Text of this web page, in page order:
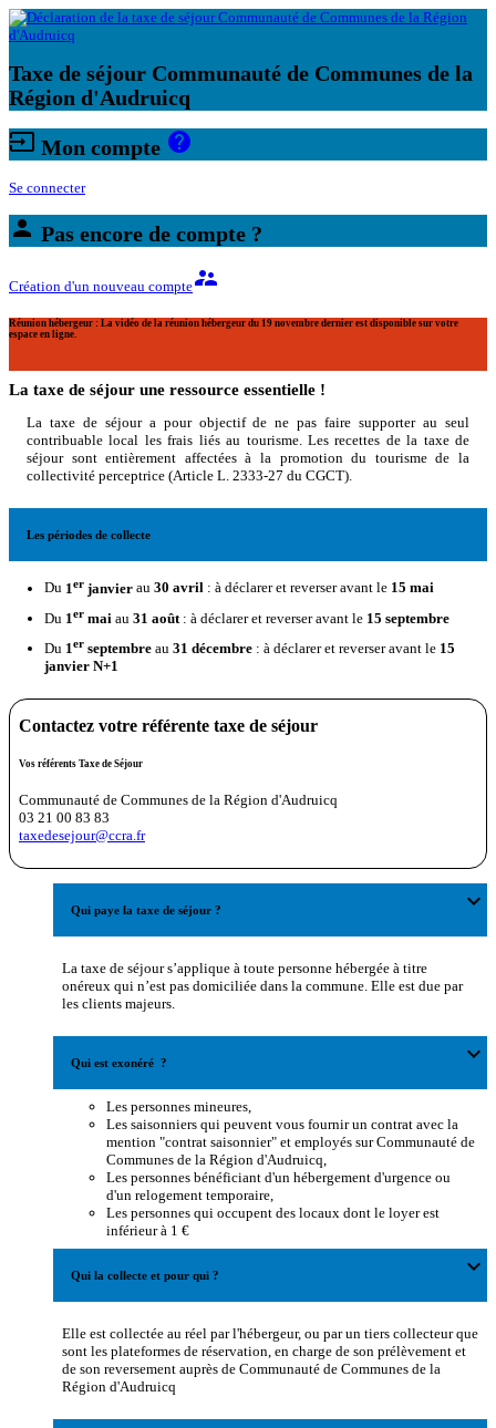
Taxe de séjour Communauté de Communes de la
Région d'Audruicq
input Mon compte help
Se connecter
person Pas encore de compte ?
Création d'un nouveau comptesupervisor_account
Réunion hébergeur : La vidéo de la réunion hébergeur du 19 novembre dernier est disponible sur votre
espace en ligne.
La taxe de séjour une ressource essentielle !
La taxe de séjour a pour objectif de ne pas faire supporter au seul
contribuable local les frais liés au tourisme. Les recettes de la taxe de
séjour sont entièrement affectées à la promotion du tourisme de la
collectivité perceptrice (Article L. 2333-27 du CGCT).
Les périodes de collecte
Du 1er janvier au 30 avril : à déclarer et reverser avant le 15 mai
Du 1er mai au 31 août: à déclarer et reverser avant le 15 septembre
Du 1er septembre au 31 décembre : à déclarer et reverser avant le 15
janvier N+1
Contactez votre référente taxe de séjour
Vos référents Taxe de Séjour
Communauté de Communes de la Région d'Audruicq
03 21 00 83 83
taxedesejour@ccra.fr
Qui paye la taxe de séjour ? expand_more
La taxe de séjour s’applique à toute personne hébergée à titre
onéreux qui n’est pas domiciliée dans la commune. Elle est due par
les clients majeurs.
Qui est exonéré ? expand_more
Les personnes mineures,
Les saisonniers qui peuvent vous fournir un contrat avec la
mention "contrat saisonnier" et employés sur Communauté de
Communes de la Région d'Audruicq,
Les personnes bénéficiant d'un hébergement d'urgence ou
d'un relogement temporaire,
Les personnes qui occupent des locaux dont le loyer est
inférieur à 1 €
Qui la collecte et pour qui ? expand_more
Elle est collectée au réel par l'hébergeur, ou par un tiers collecteur que
sont les plateformes de réservation, en charge de son prélèvement et
de son reversement auprès de Communauté de Communes de la
Région d'Audruicq